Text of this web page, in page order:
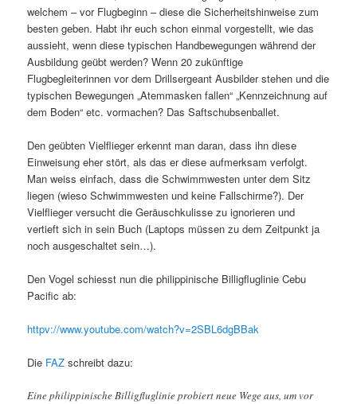
welchem – vor Flugbeginn – diese die Sicherheitshinweise zum
besten geben. Habt ihr euch schon einmal vorgestellt, wie das
aussieht, wenn diese typischen Handbewegungen während der
Ausbildung geübt werden? Wenn 20 zukünftige
Flugbegleiterinnen vor dem Drillsergeant Ausbilder stehen und die
typischen Bewegungen „Atemmasken fallen“ „Kennzeichnung auf
dem Boden“ etc. vormachen? Das Saftschubsenballet.
Den geübten Vielflieger erkennt man daran, dass ihn diese
Einweisung eher stört, als das er diese aufmerksam verfolgt.
Man weiss einfach, dass die Schwimmwesten unter dem Sitz
liegen (wieso Schwimmwesten und keine Fallschirme?). Der
Vielflieger versucht die Geräuschkulisse zu ignorieren und
vertieft sich in sein Buch (Laptops müssen zu dem Zeitpunkt ja
noch ausgeschaltet sein…).
Den Vogel schiesst nun die philippinische Billigfluglinie Cebu
Pacific ab:
httpv://www.youtube.com/watch?v=2SBL6dgBBak
Die FAZ schreibt dazu:
Eine philippinische Billigfluglinie probiert neue Wege aus, um vor